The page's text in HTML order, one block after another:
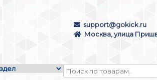
support@gokick.ru
Москва, улица